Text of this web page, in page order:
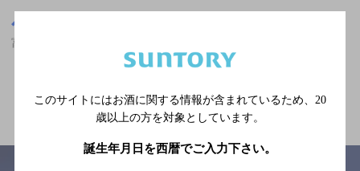
富山県,その他,貸切OK,個室ありの神泡達人店
関連ページ
このサイトにはお酒に関する情報が含まれているため、 20
歳以上の方を対象としています。
誕生年月日を西暦でご入力下さい。